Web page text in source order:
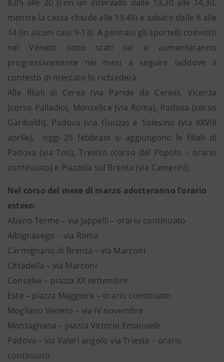
8,05 alle 20 (con un intervallo dalle 13,30 alle 14,30,
mentre la cassa chiude alle 19.45) e sabato dalle 8 alle
14 (in alcuni casi 9-13). A gennaio gli sportelli coinvolti
nel Veneto sono stati sei e aumenteranno
progressivamente nei mesi a seguire laddove il
contesto di mercato lo richiederà.
Alle filiali di Cerea (via Paride da Cerea), Vicenza
(corso Palladio), Monselice (via Roma), Padova (corso
Garibaldi), Padova (via Guizza) e Solesino (via XXVIII
aprile), oggi 25 febbraio si aggiungono le filiali di
Padova (via Toti), Treviso (corso del Popolo – orario
continuato) e Piazzola sul Brenta (via Camerini).
Nel corso del mese di marzo adotteranno l’orario
esteso:
Abano Terme – via Jappelli – orario continuato
Albignasego - via Roma
Carmignano di Brenta – via Marconi
Cittadella – via Marconi
Conselve – piazza XX settembre
Este – piazza Maggiore – orario continuato
Mogliano Veneto – via IV novembre
Montagnana – piazza Vittorio Emanuele
Padova – via Valeri angolo via Trieste – orario
continuato